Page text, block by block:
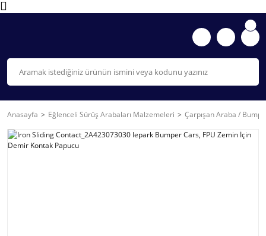
Anasayfa Eğlenceli Sürüş Arabaları Malzemeleri Çarpışan Araba /